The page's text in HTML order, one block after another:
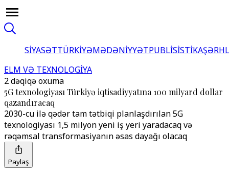
SİYASƏTTÜRKİYƏMƏDƏNİYYƏTPUBLİSİSTİKA
ELM VƏ TEXNOLOGİYA
2 dəqiqə oxuma
5G texnologiyası Türkiyə iqtisadiyyatına 100 milyard dollar
qazandıracaq
2030-cu ilə qədər tam tətbiqi planlaşdırılan 5G
texnologiyası 1,5 milyon yeni iş yeri yaradacaq və
rəqəmsal transformasiyanın əsas dayağı olacaq
Paylaş